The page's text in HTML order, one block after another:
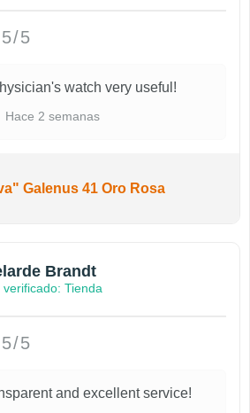
5/5
watch very useful!
Hace 2 semanas
Galenus 41 Oro Rosa
Brandt
verificado
5/5
and excellent service!